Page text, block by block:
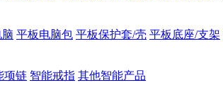
平板电脑包 平板保护套/壳 平板底座/支架
项链 智能戒指 其他智能产品